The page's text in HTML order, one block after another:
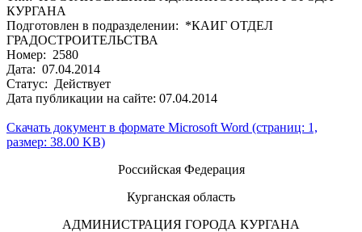
КУРГАНА
Подготовлен в подразделении: *КАИГ ОТДЕЛ
ГРАДОСТРОИТЕЛЬСТВА
Номер: 2580
Дата: 07.04.2014
Статус: Действует
Дата публикации на сайте: 07.04.2014
Скачать документ в формате Microsoft Word (страниц: 1,
размер: 38.00 KB)
Российская Федерация
Курганская область
АДМИНИСТРАЦИЯ ГОРОДА КУРГАНА